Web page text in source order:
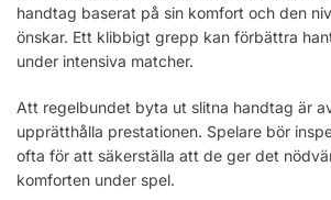
handtag baserat på sin komfort och den
önskar. Ett klibbigt grepp kan förbättra
under intensiva matcher.
Att regelbundet byta ut slitna handtag är
upprätthålla prestationen. Spelare bör
ofta för att säkerställa att de ger det
komforten under spel.